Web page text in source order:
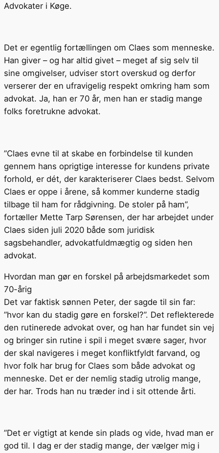
Advokater i Køge.
Det er egentlig fortællingen om Claes som menneske.
Han giver – og har altid givet – meget af sig selv til
sine omgivelser, udviser stort overskud og derfor
verserer der en ufravigelig respekt omkring ham som
advokat. Ja, han er 70 år, men han er stadig mange
folks foretrukne advokat.
”Claes evne til at skabe en forbindelse til kunden
gennem hans oprigtige interesse for kundens private
forhold, er dét, der karakteriserer Claes bedst. Selvom
Claes er oppe i årene, så kommer kunderne stadig
tilbage til ham for rådgivning. De stoler på ham”,
fortæller Mette Tarp Sørensen, der har arbejdet under
Claes siden juli 2020 både som juridisk
sagsbehandler, advokatfuldmægtig og siden hen
advokat.
Hvordan man gør en forskel på arbejdsmarkedet som
70-årig
Det var faktisk sønnen Peter, der sagde til sin far:
”hvor kan du stadig gøre en forskel?”. Det reflekterede
den rutinerede advokat over, og han har fundet sin vej
og bringer sin rutine i spil i meget svære sager, hvor
der skal navigeres i meget konfliktfyldt farvand, og
hvor folk har brug for Claes som både advokat og
menneske. Det er der nemlig stadig utrolig mange,
der har. Trods han nu træder ind i sit ottende årti.
”Det er vigtigt at kende sin plads og vide, hvad man er
god til. I dag er der stadig mange, der vælger mig i